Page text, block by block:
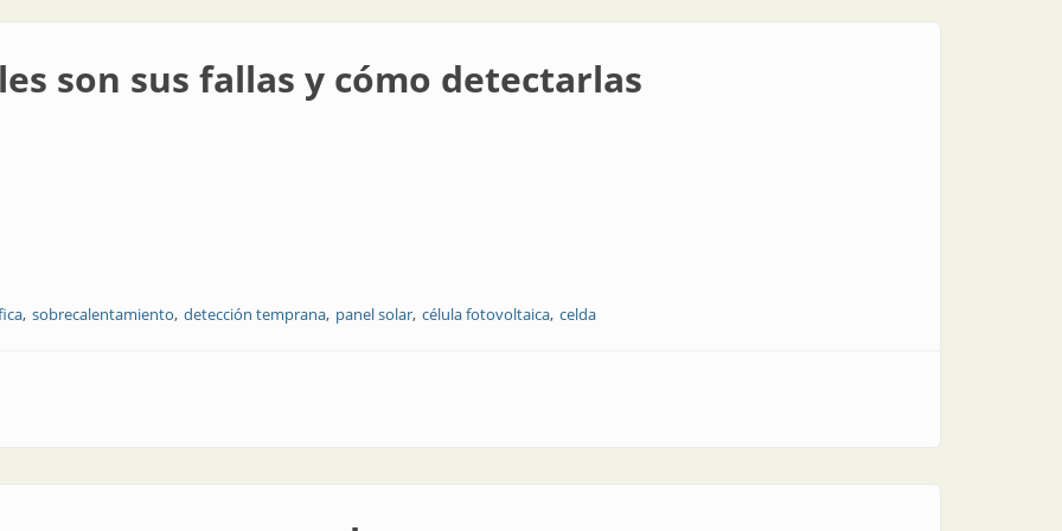
son sus fallas y cómo detectarlas
sobrecalentamiento detección temprana panel solar célula fotovoltaica celda